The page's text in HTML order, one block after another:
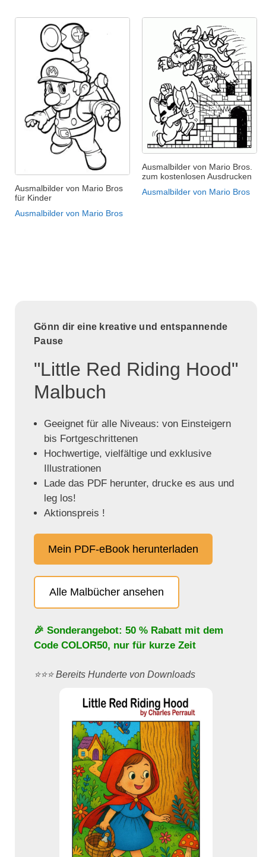
Ausmalbilder von Mario Bros
für Kinder
Ausmalbilder von Mario Bros
Ausmalbilder von Mario Bros.
zum kostenlosen Ausdrucken
Ausmalbilder von Mario Bros
Gönn dir eine kreative und entspannende
Pause
"Little Red Riding Hood"
Malbuch
Geeignet für alle Niveaus: von Einsteigern
bis Fortgeschrittenen
Hochwertige, vielfältige und exklusive
Illustrationen
Lade das PDF herunter, drucke es aus und
leg los!
Aktionspreis !
Mein PDF-eBook herunterladen
Alle Malbücher ansehen
🎉 Sonderangebot: 50 % Rabatt mit dem
Code COLOR50, nur für kurze Zeit
⭐️⭐️⭐️ Bereits Hunderte von Downloads